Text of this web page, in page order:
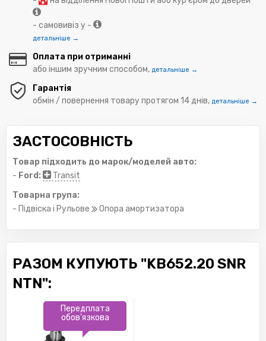
- самовивіз у -
детальніше →
Оплата при отриманні
або іншим зручним способом, детальніше →
Гарантія
обмін / повернення товару протягом 14 днів, детальніше →
ЗАСТОСОВНІСТЬ
Товар підходить до марок/моделей авто:
- Ford:
Transit
Товарна група:
- Підвіска і Рульове
Опора амортизатора
РАЗОМ КУПУЮТЬ "KB652.20 SNR
NTN":
Передплата
обов'язкова